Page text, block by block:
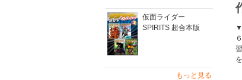
仮面ライダー
SPIRITS 超合本版
もっと見る
▼